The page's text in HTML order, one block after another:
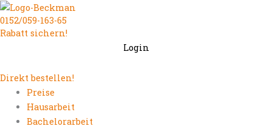
Zum
Inhalt
springen
0152/059-163-65
Rabatt sichern!
Login
Direkt bestellen!
Preise
Hausarbeit
Bachelorarbeit